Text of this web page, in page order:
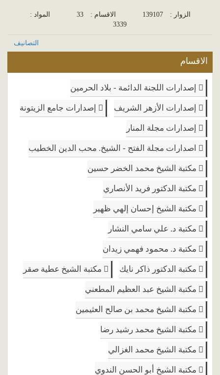
الزوار : 139107 الاقسام : 33
المواد :
3339
التصانيف
الاقسام
إصدارات اللجنة الدائمة - بلاد الحرمين
إصدارات الأزهر الشريف إصدارات جامع الزيتونة
إصدارات مجلة المنار
اصدارات مجلة الفتح - الشيخ. محب الدين الخطيب
مكتبة الشيخ محمد الخضر حسين
مكتبة الدكتور فريد الأنصاري
مكتبة الشيخ إحسان إلهي ظهير
مكتبة د. علي سامي النشار
مكتبة د. محمود فهمي زيدان
مكتبة الدكتور ذاكر نايك مكتبة الشيخ عطية صقر
مكتبة الشيخ عبد العظيم المطعني
مكتبة الشيخ محمد بن صالح العثيمين
مكتبة الشيخ محمد رشيد رضا
مكتبة الشيخ محمد الغزالي
مكتبة الشيخ أبو الحسن الندوي